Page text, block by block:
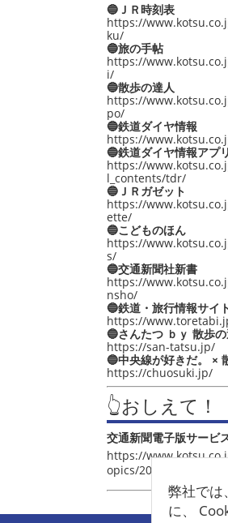
弊社では
に、
🔵ＪＲ時刻表
https://
ku/
🔵旅の手帖
https://
i/
🔵散歩の達人
https://
po/
🔵鉄道ダイヤ情報
https://
🔵鉄道ダイヤ情報アプリ
https://
l_contents/tdr/
🔵ＪＲガゼット
https://
ette/
🔵こどものほん
https://
s/
🔵交通新聞社新書
https://
nsho/
🔵鉄道・旅行情報サイ
https://
🔵さんたつ ｂｙ 散歩
https://san-tatsu.jp/
🔵中央線が好きだ。 ×
https://chuosuki.jp/
👆おしえて
交通新聞電子版サービ
https://
opics/2021/